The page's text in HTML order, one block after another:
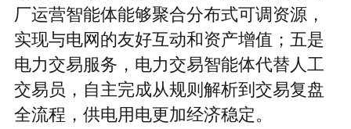
厂运营智能体能够聚合分布式可调资源，
实现与电网的友好互动和资产增值；五是
电力交易服务，电力交易智能体代替人工
交易员，自主完成从规则解析到交易复盘
全流程，供电用电更加经济稳定。